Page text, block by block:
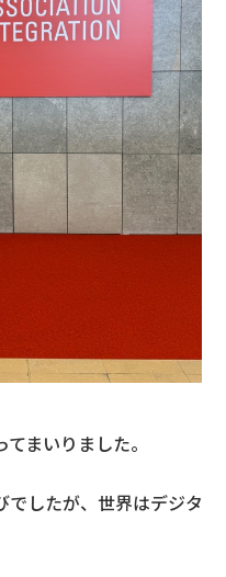
まいりました。
でしたが、世界はデジタ